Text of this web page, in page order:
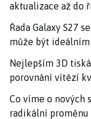
aktualizace až do
Řada Galaxy S27
může být
Nejlepším 3D
porovnání vítězí
Co víme o nových
radikální